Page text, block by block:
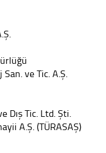
ve Tic. A.Ş.
Dış Tic. Ltd. Şti.
A.Ş. (TÜRASAŞ)